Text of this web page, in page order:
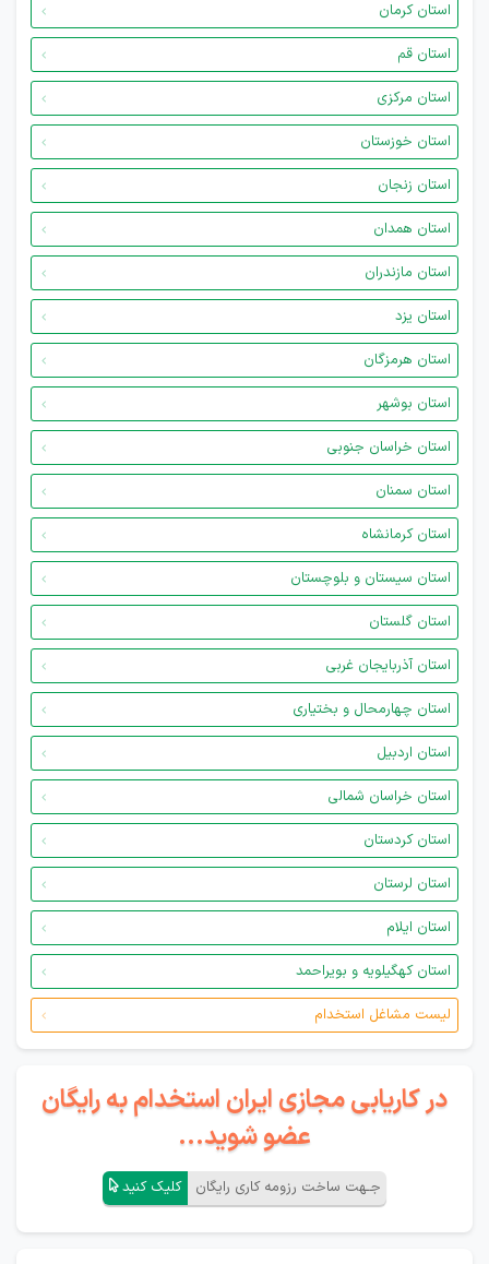
استان کرمان
استان قم
استان مرکزی
استان خوزستان
استان زنجان
استان همدان
استان مازندران
استان یزد
استان هرمزگان
استان بوشهر
استان خراسان جنوبی
استان سمنان
استان کرمانشاه
استان سیستان و بلوچستان
استان گلستان
استان آذربایجان غربی
استان چهارمحال و بختیاری
استان اردبیل
استان خراسان شمالی
استان کردستان
استان لرستان
استان ایلام
استان کهگیلویه و بویراحمد
لیست مشاغل استخدام
در کاریابی مجازی ایران استخدام به رایگان
عضو شوید...
جـهت ساخت رزومه کاری رایگان کلیک کنید